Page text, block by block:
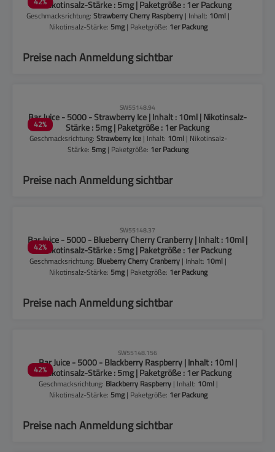
Nikotinsalz-Stärke : 5mg | Paketgröße : 1er Packung
Geschmacksrichtung:Strawberry Cherry Raspberry | Inhalt: 10ml |
Nikotinsalz-Stärke: 5mg| Paketgröße: 1er Packung
Preise nach Anmeldung sichtbar
42%
SW55148.94
Bar Juice - 5000 - Strawberry Ice | Inhalt : 10ml | Nikotinsalz-
Stärke : 5mg | Paketgröße : 1er Packung
Geschmacksrichtung: Strawberry Ice | Inhalt: 10ml | Nikotinsalz-
Stärke: 5mg| Paketgröße: 1er Packung
Preise nach Anmeldung sichtbar
42%
SW55148.37
Bar Juice - 5000 - Blueberry Cherry Cranberry | Inhalt : 10ml |
Nikotinsalz-Stärke : 5mg | Paketgröße : 1er Packung
Geschmacksrichtung: Blueberry Cherry Cranberry | Inhalt: 10ml |
Nikotinsalz-Stärke: 5mg| Paketgröße: 1er Packung
Preise nach Anmeldung sichtbar
42%
SW55148.156
Bar Juice - 5000 - Blackberry Raspberry | Inhalt : 10ml |
Nikotinsalz-Stärke : 5mg | Paketgröße : 1er Packung
Geschmacksrichtung: Blackberry Raspberry | Inhalt: 10ml |
Nikotinsalz-Stärke: 5mg| Paketgröße: 1er Packung
Preise nach Anmeldung sichtbar